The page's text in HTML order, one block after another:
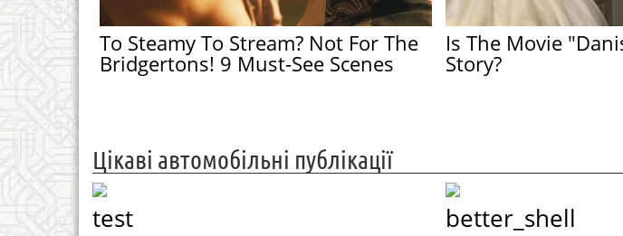
To Steamy To Stream? Not For The
Bridgertons! 9 Must-See Scenes
Is The Movie
Story?
Цікаві автомобільні публікації
test better_shell